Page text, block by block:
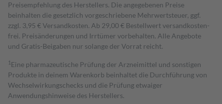
Preisempfehlung des Herstellers. Die angegebenen Preise
beinhalten die gesetzlich vorgeschriebene Mehrwertsteuer, ggf.
zzgl. 3,95 € Versandkosten. Ab 29,00 € Bestell­wert versand­kosten­
frei. Preisänderungen und Irrtümer vorbehalten. Alle Angebote
und Gratis-Beigaben nur solange der Vorrat reicht.
1 Eine pharmazeutische Prüfung der Arzneimittel und sonstigen
Produkte in deinem Warenkorb beinhaltet die Durchführung von
Wechselwirkungschecks und die Prüfung etwaiger
Anwendungshinweise des Herstellers.